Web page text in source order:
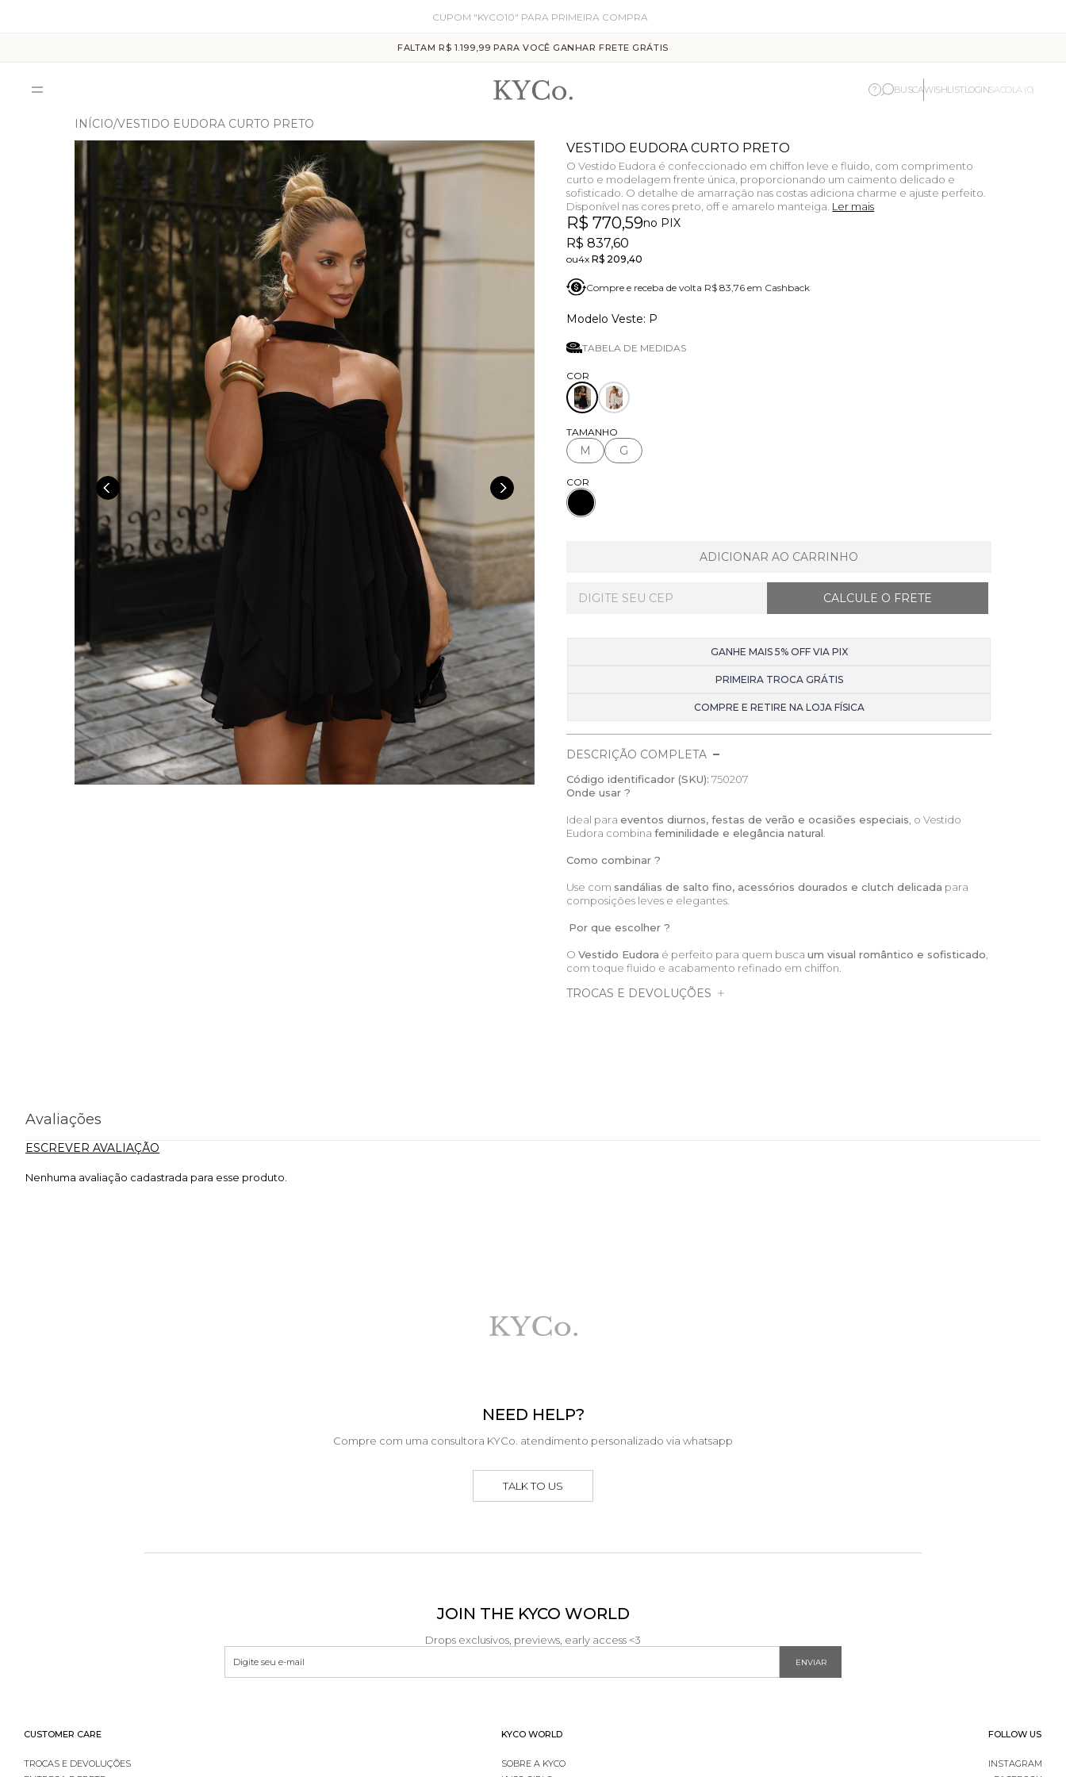
CUPOM "KYCO10" PARA PRIMEIRA COMPRA
FALTAM R$ 1.199,99 PARA VOCÊ GANHAR FRETE GRÁTIS
? BUSCAWISHLISTLOGINSACOLA (0)
INÍCIO VESTIDO EUDORA CURTO PRETO
VESTIDO EUDORA CURTO PRETO
O Vestido Eudora é confeccionado em chiffon leve e fluido, com comprimento
curto e modelagem frente única, proporcionando um caimento delicado e
sofisticado. O detalhe de amarração nas costas adiciona charme e ajuste perfeito.
Disponível nas cores preto, off e amarelo manteiga. Ler mais
R$ 770,59no PIX
R$ 837,60
4xR$ 209,40
Compre e receba de volta R$ 83,76 em Cashback
P
TABELA DE MEDIDAS
TAMANHO
M G
COR
ADICIONAR AO CARRINHO
GANHE MAIS 5% OFF VIA PIX
PRIMEIRA TROCA GRÁTIS
COMPRE E RETIRE NA LOJA FÍSICA
DESCRIÇÃO COMPLETA
Código identificador (SKU): 750207
Onde usar ?
Ideal paraeventos diurnos, festas de verão e ocasiões especiais, o Vestido
Eudora combinafeminilidade e elegância natural.
Como combinar ?
Use com sandálias de salto fino, acessórios dourados e clutch delicada para
composições leves e elegantes.
Por que escolher ?
OVestido Eudora é perfeito para quem buscaum visual romântico e sofisticado,
com toque fluido e acabamento refinado em chiffon.
TROCAS E DEVOLUÇÕES
Avaliações
ESCREVER AVALIAÇÃO
Nenhuma avaliação cadastrada para esse produto.
NEED HELP?
Compre com uma consultora KYCo. atendimento personalizado via whatsapp
TALK TO US
JOIN THE KYCO WORLD
Drops exclusivos, previews, early access <3
ENVIAR
CUSTOMER CARE
TROCAS E DEVOLUÇÕES
KYCO WORLD
SOBRE A KYCO
FOLLOW US
INSTAGRAM